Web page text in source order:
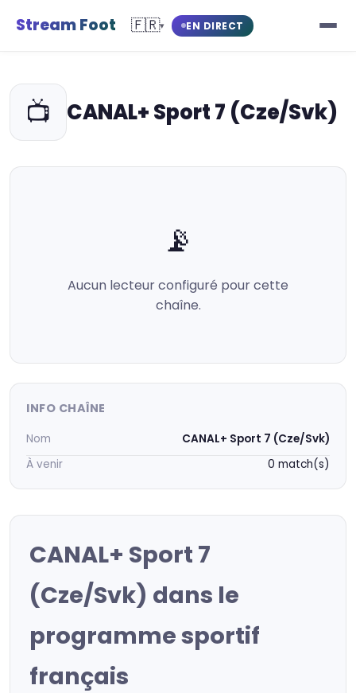
Stream Foot 🇫🇷▾ EN DIRECT
📺 CANAL+ Sport 7 (Cze/Svk)
📡
Aucun lecteur configuré pour cette
chaîne.
INFO CHAÎNE
Nom
CANAL+ Sport 7 (Cze/Svk)
À venir
0 match(s)
CANAL+ Sport 7
(Cze/Svk) dans le
programme sportif
français